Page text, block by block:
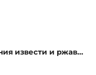
Средство для удаления извести и ржавчины Grass Gloss-Gel, 500мл